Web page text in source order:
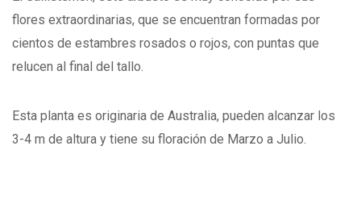
flores extraordinarias, que se encuentran formadas por
cientos de estambres rosados o rojos, con puntas que
relucen al final del tallo.
Esta planta es originaria de Australia, pueden alcanzar los
3-4 m de altura y tiene su floración de Marzo a Julio.